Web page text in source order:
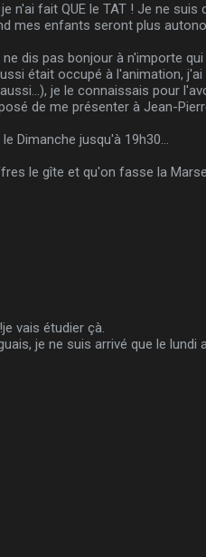
n'ai fait QUE le TAT ! Je ne
mes enfants seront plus
dis pas bonjour à n'importe
était occupé à l'animation,
je le connaissais pour
de me présenter à Jean-
Dimanche jusqu'à 19h30...
le gîte et qu'on fasse la
vais étudier çà.
je ne suis arrivé que le lundi